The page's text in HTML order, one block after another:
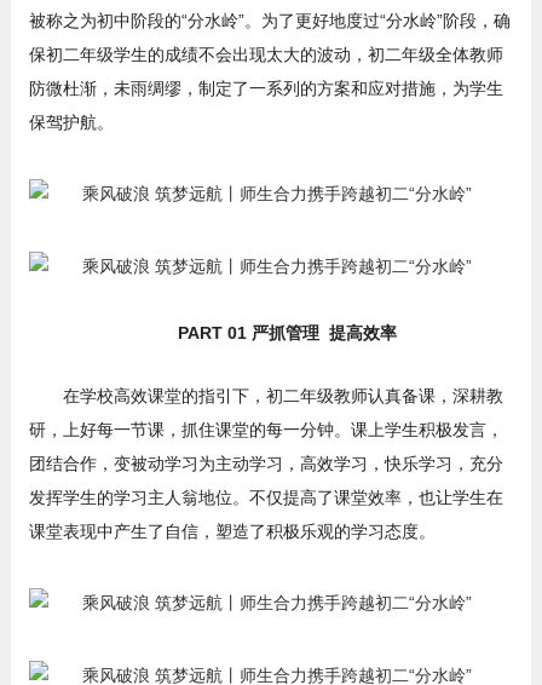
被称之为初中阶段的“分水岭”。为了更好地度过“分水岭”阶段，确
保初二年级学生的成绩不会出现太大的波动，初二年级全体教师
防微杜渐，未雨绸缪，制定了一系列的方案和应对措施，为学生
保驾护航。
PART 01 严抓管理 提高效率
在学校高效课堂的指引下，初二年级教师认真备课，深耕教
研，上好每一节课，抓住课堂的每一分钟。课上学生积极发言，
团结合作，变被动学习为主动学习，高效学习，快乐学习，充分
发挥学生的学习主人翁地位。不仅提高了课堂效率，也让学生在
课堂表现中产生了自信，塑造了积极乐观的学习态度。